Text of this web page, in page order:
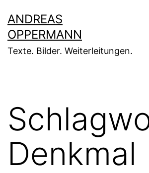
Inhalt
springen
ANDREAS
OPPERMANN
Texte. Bilder. Weiterleitungen.
Denkmal